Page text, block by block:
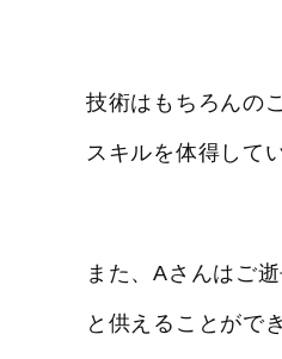
技術はもちろんの
スキルを体得して
また、Aさんはご
と供えることがで